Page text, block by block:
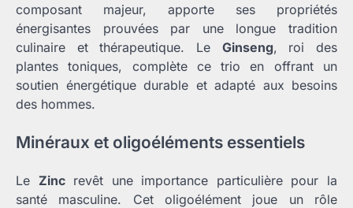
composant majeur, apporte ses propriétés
énergisantes prouvées par une longue tradition
culinaire et thérapeutique. Le Ginseng, roi des
plantes toniques, complète ce trio en offrant un
soutien énergétique durable et adapté aux besoins
des hommes.
Minéraux et oligoéléments essentiels
Le Zincrevêt une importance particulière pour la
santé masculine. Cet oligoélément joue un rôle